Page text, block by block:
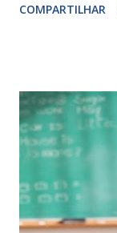
exercitação. E
sempre as
isso ressalta
EXPRESSÕES
escreve O aluno
conceitos, está
Apresenta
COMPARTILHAR